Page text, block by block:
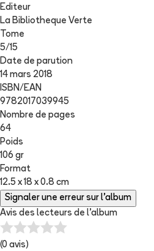
Editeur
La Bibliotheque Verte
Tome
5/15
Date de parution
14 mars 2018
ISBN/EAN
9782017039945
Nombre de pages
64
Poids
106 gr
Format
12.5 x 18 x 0.8 cm
Signaler une erreur sur l'album
Avis des lecteurs de l'album
(0 avis)